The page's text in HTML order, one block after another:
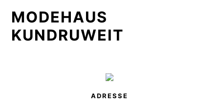
MODEHAUS
KUNDRUWEIT
ADRESSE